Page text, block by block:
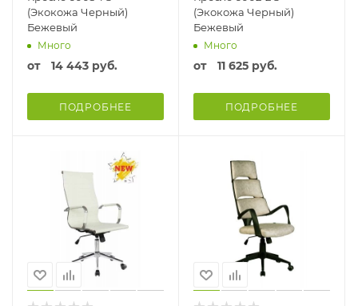
(Экокожа Черный)
Бежевый
Много
от 14 443 руб.
ПОДРОБНЕЕ
(Экокожа Черный)
Бежевый
Много
от 11 625 руб.
ПОДРОБНЕЕ